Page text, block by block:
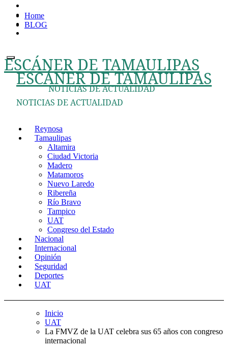
contenido
Home
BLOG
ESCÁNER DE TAMAULIPAS
NOTICIAS DE ACTUALIDAD
ESCÁNER DE TAMAULIPAS
NOTICIAS DE ACTUALIDAD
Reynosa
Tamaulipas
Altamira
Ciudad Victoria
Madero
Matamoros
Nuevo Laredo
Ribereña
Río Bravo
Tampico
UAT
Congreso del Estado
Nacional
Internacional
Opinión
Seguridad
Deportes
UAT
Inicio
UAT
La FMVZ de la UAT celebra sus 65 años con congreso
internacional